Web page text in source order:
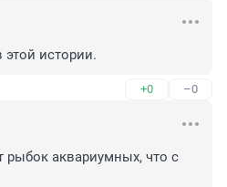
истории.
+0 –0
рыбок аквариумных, что с